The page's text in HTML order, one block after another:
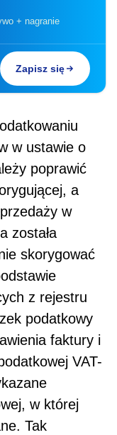
+ nagranie
Zapisz się
w ustawie o
poprawić
a
w
została
skorygować
z rejestru
podatkowy
faktury i
VAT-
w której
Tak